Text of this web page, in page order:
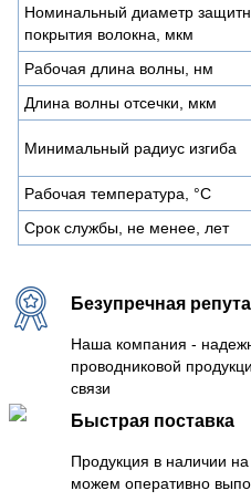
Номинальный диаметр
покрытия волокна, мкм
Рабочая длина волны, нм
Длина волны отсечки, мкм
Минимальный радиус изгиба
Рабочая температура, °C
Срок службы, не менее, лет
Безупречная
Наша компания -
проводниковой
связи
Быстрая поставка
Продукция в наличии
можем оперативно